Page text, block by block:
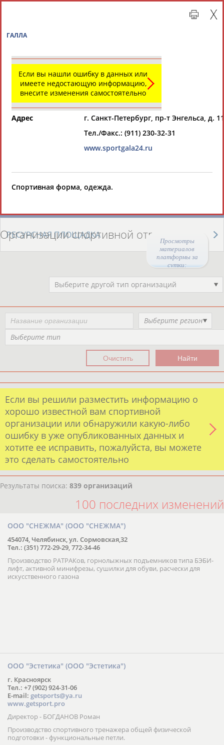
Просмотры
материалов
платформы за
сутки:
Организации спортивной отрасли
РЕСУРСНАЯ ПЛОЩАДКА
Организации спортивной отрасли
Выберите другой тип организаций
Выберите регион
Выберите тип
Если вы решили разместить информацию о
хорошо известной вам спортивной
организации или обнаружили какую-либо
ошибку в уже опубликованных данных и
хотите ее исправить, пожалуйста, вы можете
это сделать самостоятельно
Результаты поиска: 839 организаций
100 последних изменений
ООО "СНЕЖМА" (ООО "СНЕЖМА")
454074, Челябинск, ул. Сормовская,32
Тел.: (351) 772-29-29, 772-34-46
Производство РАТРАКов, горнолыжных подъемников типа БЭБИ-
лифт, активной минифрезы, сушилки для обуви, расчески для
искусственного газона
ООО "Эстетика" (ООО "Эстетика")
г. Красноярск
Тел.: +7 (902) 924-31-06
E-mail: getsports@ya.ru
www.getsport.pro
Директор - БОГДАНОВ Роман
Производство спортивного тренажера общей физической
подготовки - функциональные петли.
Если вы нашли ошибку в данных или
имеете недостающую информацию,
внесите изменения самостоятельно
Адрес
г. Санкт-Петербург, пр-т Энгельса, д.
Тел./Факс.: (911) 230-32-31
www.sportgala24.ru
Спортивная форма, одежда.